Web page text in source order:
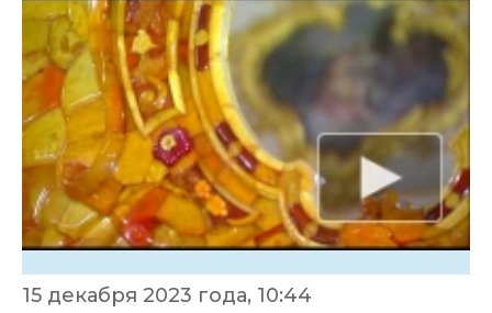
15 декабря 2023 года, 10:44